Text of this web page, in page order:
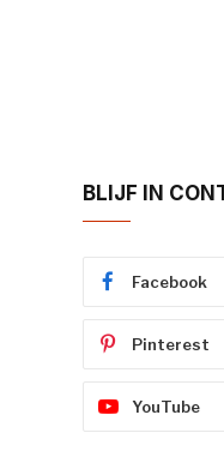
BLIJF IN
Facebook
Pinterest
YouTube